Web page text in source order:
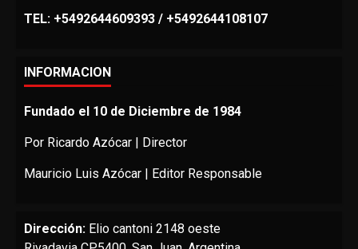
TEL: +5492644609393 / +5492644108107
INFORMACION
Fundado el 10 de Diciembre de 1984
Por Ricardo Azócar | Director
Mauricio Luis Azócar | Editor Responsable
Dirección: Elio cantoni 2148 oeste